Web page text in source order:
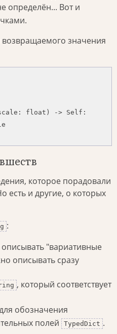
определён... Вот и
значения
float) -> Self:
которое порадовали
есть и другие, о которых
:
описывать "вариативные
описывать сразу
, который соответствует
обозначения
полей
TypedDict .